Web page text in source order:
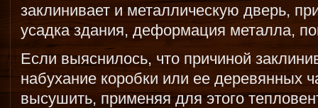
заклинивает и металлическую дверь,
усадка здания, деформация металла,
Если выяснилось, что причиной
набухание коробки или ее деревянных
высушить, применяя для этого